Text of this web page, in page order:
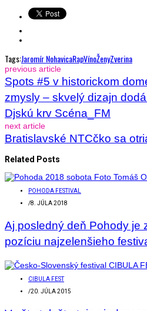
Tags:Jaromír NohavicaRapVínoŽenyZverina
previous article
Spots #5 v historickom
zmysly – skvelý dizajn
Djskú krv Scéna_FM
next article
Bratislavské NTCčko sa
Related Posts
POHODA FESTIVAL
/8. JÚLA 2018
Aj posledný deň Pohody je
pozíciu najzelenšieho
CIBULA FEST
/20. JÚLA 2015